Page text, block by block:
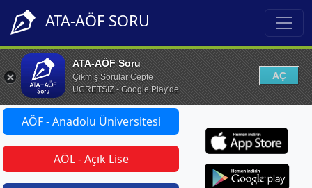
ATA-AÖF SORU
ATA-AÖF Soru
Çıkmış Sorular Cepte
ÜCRETSİZ - Google Play'de
AÇ
AÖF - Anadolu Üniversitesi
AÖL - Açık Lise